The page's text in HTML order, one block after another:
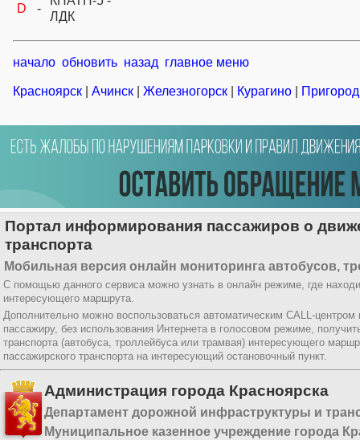
D -
ЛДК
начало обновить назад главное меню
Красноярск Ачинск Железногорск Курагино
Портал информирования пассажиров о
транспорта
Мобильная версия онлайн мониторинга автобусов,
С помощью данного сервиса можно узнать в онлайн режиме, где
интересующего маршрута.
Дополнительно можно воспользоваться автоматическим CALL-
пассажиру, без использования Интернета в голосовом режиме,
транспорта (автобуса, троллейбуса или трамвая) интересующего
пассажирского транспорта на интересующий остановочный пункт.
Администрация города Красноярска
Департамент дорожной инфраструктуры и
Муниципальное казенное учреждение города